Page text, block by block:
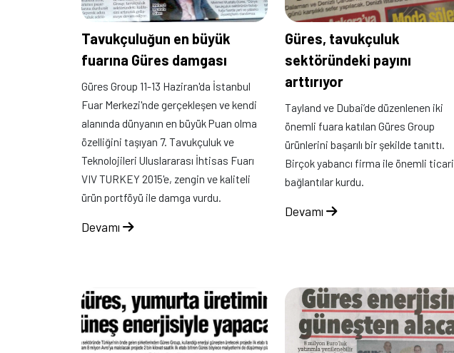
Tavukçuluğun en büyük
fuarına Güres damgası
Güres Group 11-13 Haziran'da İstanbul
Fuar Merkezi'nde gerçekleşen ve kendi
alanında dünyanın en büyük Puan olma
özelliğini taşıyan 7. Tavukçuluk ve
Teknolojileri Uluslararası İhtisas Fuarı
VIV TURKEY 2015'e, zengin ve kaliteli
ürün portföyü ile damga vurdu.
Devamı
Güres, tavukçuluk
sektöründeki payını
arttırıyor
Tayland ve Dubai’de düzenlenen iki
önemli fuara katılan Güres Group
ürünlerini başarılı bir şekilde tanıttı.
Birçok yabancı firma ile önemli ticari
bağlantılar kurdu.
Devamı